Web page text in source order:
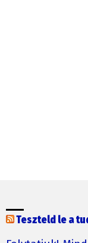
Teszteld le a